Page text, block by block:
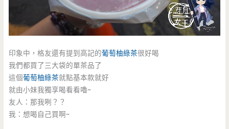
印象中，格友還有提到高記的葡萄柚綠茶很好喝
我們都買了三大袋的單茶品了
這個葡萄柚綠茶就點基本款就好
就由小妹我獨享喝看看嚕~
友人：那我咧？？
我：想喝自己買啊~